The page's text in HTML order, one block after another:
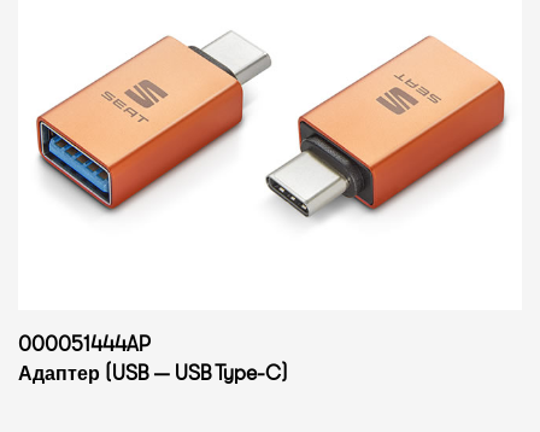
000051444AP
Адаптер (USB — USB Type-C)